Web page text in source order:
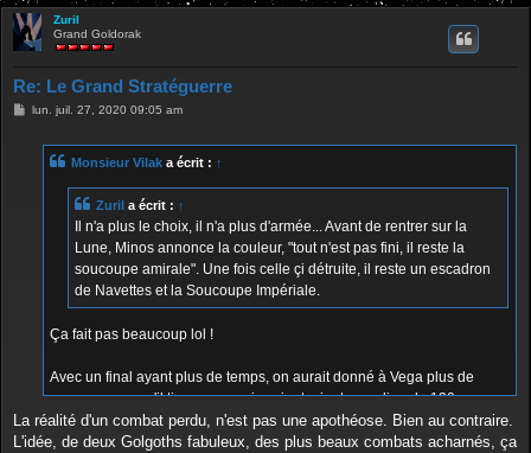
Zuril
Grand Goldorak
Re: Le Grand Stratéguerre
Mlun. juil. 27, 2020 09:05 am
Monsieur Vilak a écrit : ↑
Zuril a écrit : ↑
Il n'a plus le choix, il n'a plus d'armée... Avant de rentrer sur la
Lune, Minos annonce la couleur, "tout n'est pas fini, il reste la
soucoupe amirale". Une fois celle çi détruite, il reste un escadron
de Navettes et la Soucoupe Impériale.
Ça fait pas beaucoup lol !
Avec un final ayant plus de temps, on aurait donné à Vega plus de
moyens pour qu'il tienne au moins vingt minutes au lieu de 120
secondes.
La réalité d'un combat perdu, n'est pas une apothéose. Bien au contraire.
L'idée, de deux Golgoths fabuleux, des plus beaux combats acharnés, ça